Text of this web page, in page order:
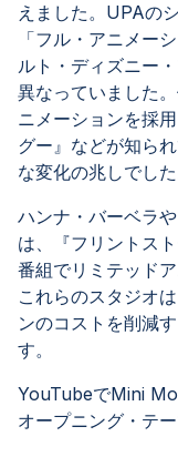
えました。UPAの
「フル・アニメー
ルト・ディズニー
異なっていました
ニメーションを採
グー』などが知ら
な変化の兆しでした
ハンナ・バーベラ
は、『フリントス
番組でリミテッド
これらのスタジオ
ンのコストを削減
す。
YouTubeでMini
オープニング・テ